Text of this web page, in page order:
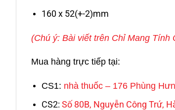
160 x 52(+-2)mm
(Chú ý: Bài viết trên Chỉ Mang Tính
Mua hàng trực tiếp tại:
CS1: nhà thuốc – 176 Phùng
CS2: Số 80B, Nguyễn Công Trứ,